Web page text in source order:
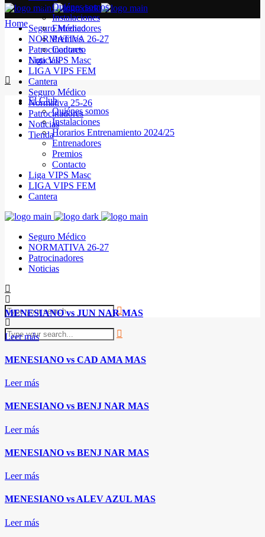
Seguro Médico
NORMATIVA 26-27
Patrocinadores
Noticias
El Club
Quiénes somos
Instalaciones
Horarios Entrenamiento 2024/25
Entrenadores
Premios
Contacto
Liga VIPS Masc
LIGA VIPS FEM
Cantera
Seguro Médico
NORMATIVA 26-27
Patrocinadores
Noticias
Quiénes somos
Instalaciones
Entrenadores
Premios
Contacto
Liga VIPS Masc
LIGA VIPS FEM
Cantera
Seguro Médico
Normativa 25-26
Patrocinadores
Noticias
Tienda
Home
MENESIANO vs JUN NAR MAS
Leer más
MENESIANO vs CAD AMA MAS
Leer más
MENESIANO vs BENJ NAR MAS
Leer más
MENESIANO vs BENJ NAR MAS
Leer más
MENESIANO vs ALEV AZUL MAS
Leer más